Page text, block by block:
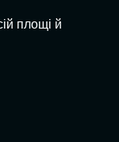
площі й